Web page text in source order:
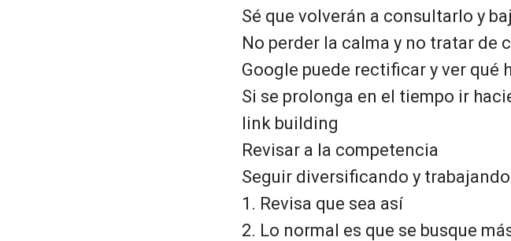
Sé que volverán a consultarlo y
No perder la calma y no tratar de
Google puede rectificar y ver qué
Si se prolonga en el tiempo ir
link building
Revisar a la competencia
Seguir diversificando y
1. Revisa que sea así
2. Lo normal es que se busque